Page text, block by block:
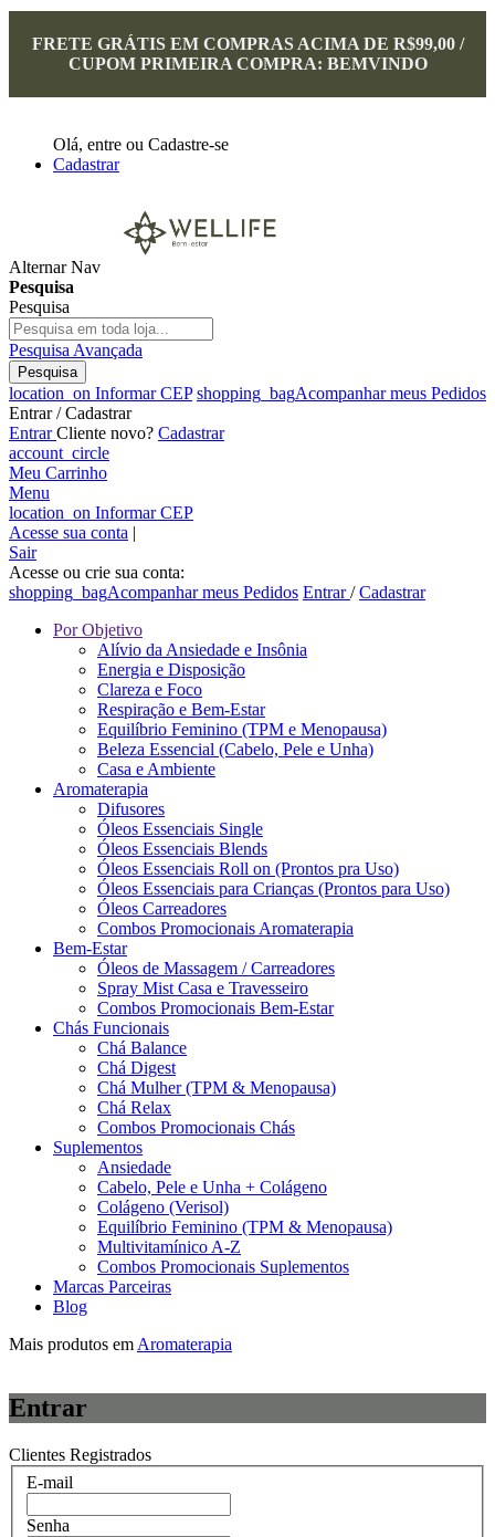
FRETE GRÁTIS EM COMPRAS ACIMA DE R$99,00 /
CUPOM PRIMEIRA COMPRA: BEMVINDO
Olá, entre ou Cadastre-se
Cadastrar
Alternar Nav
Pesquisa
Pesquisa
Pesquisa Avançada
Pesquisa
location_on Informar CEP shopping_bagAcompanhar meus Pedidos
Entrar / Cadastrar
EntrarCliente novo? Cadastrar
account_circle
Meu Carrinho
Menu
location_on Informar CEP
Acesse sua conta |
Sair
Acesse ou crie sua conta:
shopping_bagAcompanhar meus Pedidos Entrar/Cadastrar
Por Objetivo
Alívio da Ansiedade e Insônia
Energia e Disposição
Clareza e Foco
Respiração e Bem-Estar
Equilíbrio Feminino (TPM e Menopausa)
Beleza Essencial (Cabelo, Pele e Unha)
Casa e Ambiente
Aromaterapia
Difusores
Óleos Essenciais Single
Óleos Essenciais Blends
Óleos Essenciais Roll on (Prontos pra Uso)
Óleos Essenciais para Crianças (Prontos para Uso)
Óleos Carreadores
Combos Promocionais Aromaterapia
Bem-Estar
Óleos de Massagem / Carreadores
Spray Mist Casa e Travesseiro
Combos Promocionais Bem-Estar
Chás Funcionais
Chá Balance
Chá Digest
Chá Mulher (TPM & Menopausa)
Chá Relax
Combos Promocionais Chás
Suplementos
Ansiedade
Cabelo, Pele e Unha + Colágeno
Colágeno (Verisol)
Equilíbrio Feminino (TPM & Menopausa)
Multivitamínico A-Z
Combos Promocionais Suplementos
Marcas Parceiras
Blog
Mais produtos em Aromaterapia
Entrar
Clientes Registrados
E-mail
Senha